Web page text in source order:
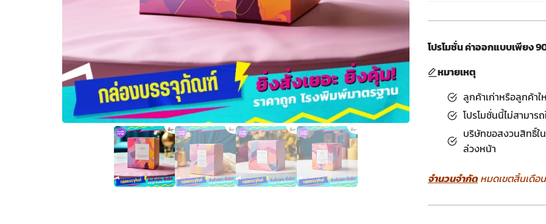
โปรโมชั่น ค่าออกแบบเพียง
หมายเหตุ
ลูกค้าเก่าหรือลูกค้าใ
โปรโมชั่นนี้ไม่สามา
บริษัทขอสงวนสิทธิ์ใ
ล่วงหน้า
จำนวนจำกัดหมดเขตสิ้นเดือ